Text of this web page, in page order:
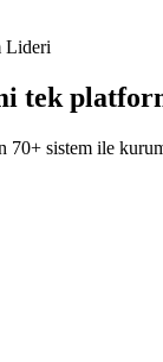
Lideri
tek
70+ sistem ile